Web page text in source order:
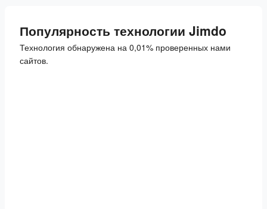
Популярность технологии Jimdo
Технология обнаружена на 0,01% проверенных нами
сайтов.